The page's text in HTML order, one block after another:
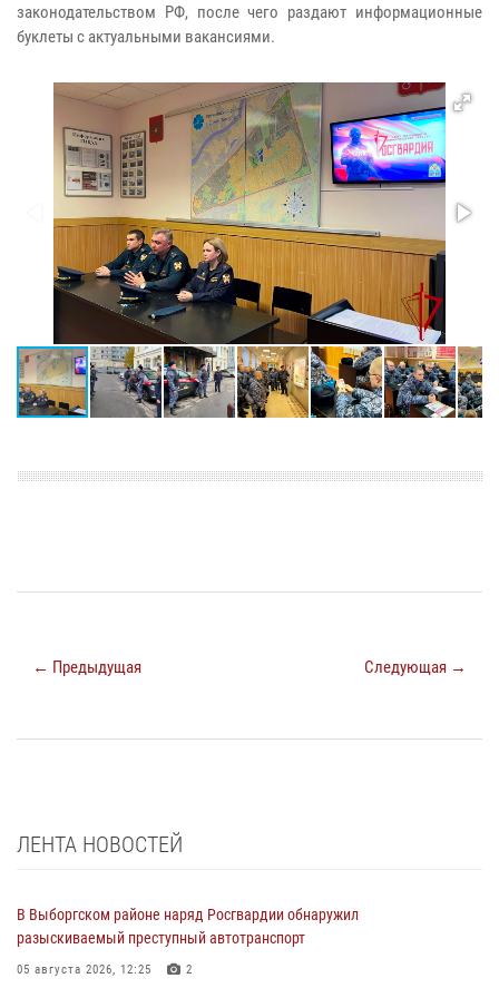
законодательством РФ, после чего раздают информационные
буклеты с актуальными вакансиями.
← Предыдущая Следующая →
ЛЕНТА НОВОСТЕЙ
В Выборгском районе наряд Росгвардии обнаружил
разыскиваемый преступный автотранспорт
05 августа 2026, 12:25 2